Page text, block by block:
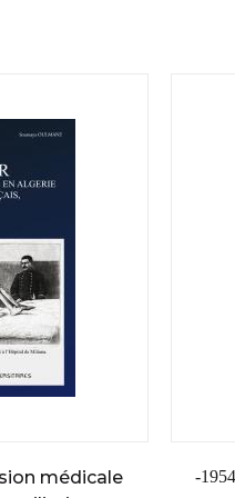
الحركة الوطنية والثورة الجزائرية 1954-
médicale